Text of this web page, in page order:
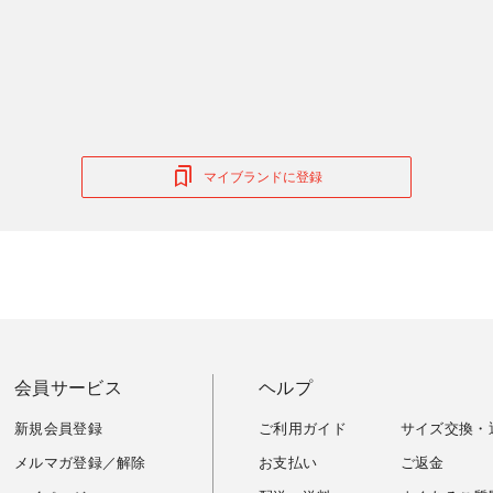
マイブランドに登録
会員サービス
新規会員登録
メルマガ登録／解除
ヘルプ
ご利用ガイド
お支払い
サイズ交換・
ご返金